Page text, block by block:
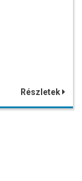
Részletek